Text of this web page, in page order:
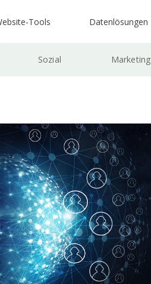
Tools Datenlösungen
Sozial Marketing